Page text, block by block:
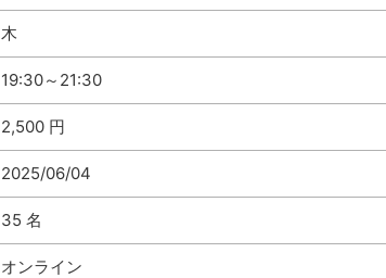
木
19:30～21:30
2,500 円
2025/06/04
35 名
オンライン